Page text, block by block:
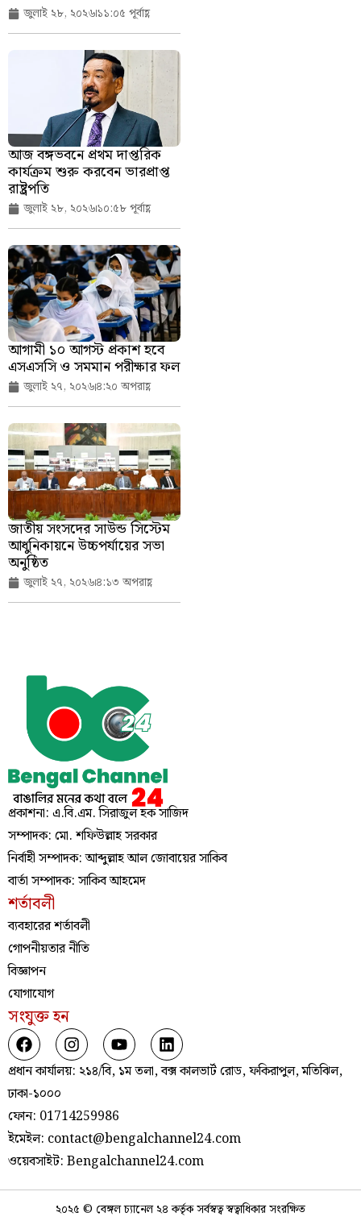
জুলাই ২৮, ২০২৬১১:০৫ পূর্বাহ্ণ
আজ বঙ্গভবনে প্রথম দাপ্তরিক
কার্যক্রম শুরু করবেন ভারপ্রাপ্ত
রাষ্ট্রপতি
জুলাই ২৮, ২০২৬১০:৫৮ পূর্বাহ্ণ
আগামী ১০ আগস্ট প্রকাশ হবে
এসএসসি ও সমমান পরীক্ষার ফল
জুলাই ২৭, ২০২৬৪:২০ অপরাহ্ণ
জাতীয় সংসদের সাউন্ড সিস্টেম
আধুনিকায়নে উচ্চপর্যায়ের সভা
অনুষ্ঠিত
জুলাই ২৭, ২০২৬৪:১৩ অপরাহ্ণ
প্রকাশনা: এ.বি.এম. সিরাজুল হক সাজিদ
সম্পাদক: মো. শফিউল্লাহ সরকার
নির্বাহী সম্পাদক: আব্দুল্লাহ আল জোবায়ের সাকিব
বার্তা সম্পাদক: সাকিব আহমেদ
শর্তাবলী
ব্যবহারের শর্তাবলী
গোপনীয়তার নীতি
বিজ্ঞাপন
যোগাযোগ
সংযুক্ত হন
প্রধান কার্যালয়: ২১৪/বি, ১ম তলা, বক্স কালভার্ট রোড, ফকিরাপুল, মতিঝিল,
ঢাকা-১০০০
ফোন: 01714259986
ইমেইল: contact@bengalchannel24.com
ওয়েবসাইট: Bengalchannel24.com
২০২৫ © বেঙ্গল চ্যানেল ২৪ কর্তৃক সর্বস্বত্ব স্বত্বাধিকার সংরক্ষিত